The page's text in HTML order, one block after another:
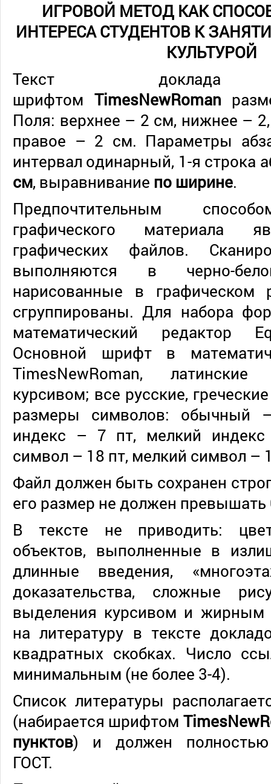
ИГРОВОЙ МЕТОД КАК
ИНТЕРЕСА СТУДЕНТОВ К
КУЛЬТУРОЙ
Текст доклада
шрифтом TimesNewRoman
Поля: верхнее – 2 см, нижнее –
правое – 2 см. Параметры
интервал одинарный, 1-я строка
см, выравнивание по ширине.
Предпочтительным
графического материала
графических файлов.
выполняются в черно-
нарисованные в графическом
сгруппированы. Для набора
математический редактор
Основной шрифт в
TimesNewRoman,
курсивом; все русские,
размеры символов: обычный
индекс – 7 пт, мелкий
символ – 18 пт, мелкий символ –
Файл должен быть сохранен
его размер не должен
В тексте не приводить:
объектов, выполненные в
длинные введения,
доказательства, сложные
выделения курсивом и
на литературу в тексте
квадратных скобках. Число
минимальным (не более 3-4).
Список литературы
(набирается шрифтом
пунктов) и должен полностью
ГОСТ.